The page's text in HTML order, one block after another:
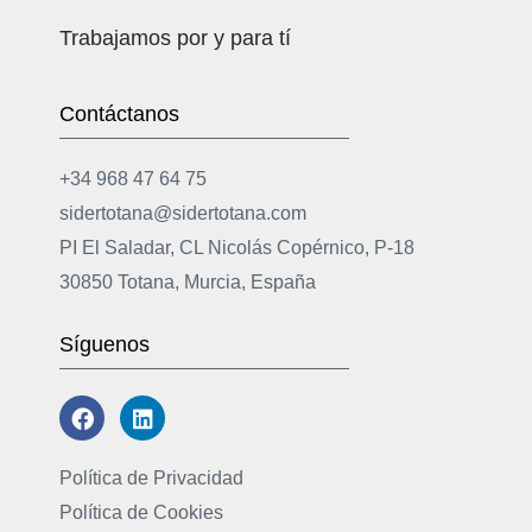
Trabajamos por y para tí
Contáctanos
+34 968 47 64 75
sidertotana@sidertotana.com
PI El Saladar, CL Nicolás Copérnico, P-18
30850 Totana, Murcia, España
Síguenos
Política de Privacidad
Política de Cookies